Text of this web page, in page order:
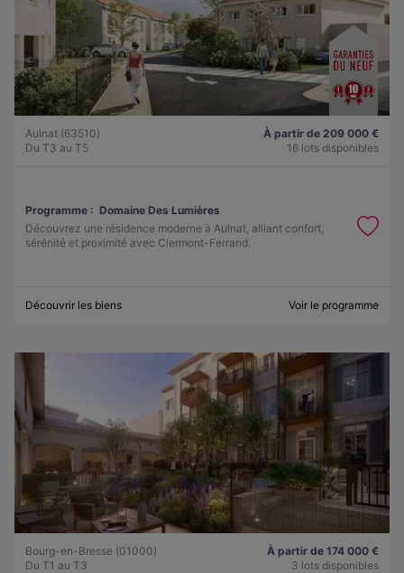
Aulnat (63510)
Du T3 au T5
À partir de 209 000 €
16 lots disponibles
Programme : Domaine Des Lumières
Découvrez une résidence moderne à Aulnat, alliant confort,
sérénité et proximité avec Clermont-Ferrand.
Découvrir les biens Voir le programme
Bourg-en-Bresse (01000)
Du T1 au T3
À partir de 174 000 €
3 lots disponibles